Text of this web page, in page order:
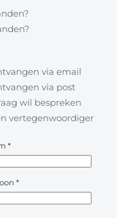
via email
via post
wil bespreken
vertegenwoordiger
*
*